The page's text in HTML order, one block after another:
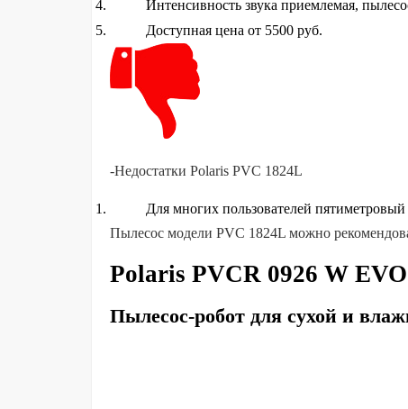
Интенсивность звука приемлемая,
Доступная цена от 5500 руб.
-Недостатки Polaris PVC 1824L
Для многих пользователей пятиметровый
Пылесос модели PVC 1824L можно
Polaris PVCR 0926 W EVO
Пылесос-робот для сухой и